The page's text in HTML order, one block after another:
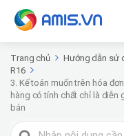
Trang chủ Hướng dẫn sử
R16
3. Kế toán muốn trên hóa
hàng có tính chất chỉ là diễn
bán
Tìm